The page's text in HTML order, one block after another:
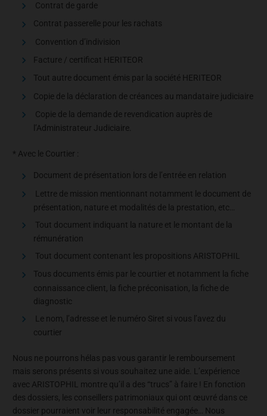
Contrat de garde
Contrat passerelle pour les rachats
Convention d’indivision
Facture / certificat HERITEOR
Tout autre document émis par la société HERITEOR
Copie de la déclaration de créances au mandataire judiciaire
Copie de la demande de revendication auprès de
l’Administrateur Judiciaire.
* Avec le Courtier :
Document de présentation lors de l’entrée en relation
Lettre de mission mentionnant notamment le document de
présentation, nature et modalités de la prestation, etc…
Tout document indiquant la nature et le montant de la
rémunération
Tout document contenant les propositions ARISTOPHIL
Tous documents émis par le courtier et notamment la fiche
connaissance client, la fiche préconisation, la fiche de
diagnostic
Le nom, l’adresse et le numéro Siret si vous l’avez du
courtier
Nous ne pourrons hélas pas vous garantir le remboursement
mais serons présents si vous souhaitez une aide. L’expérience
avec ARISTOPHIL montre qu’il a des “trucs” à faire ! En fonction
des dossiers, les conseillers patrimoniaux qui ont œuvré dans ce
dossier pourraient voir leur responsabilité engagée… Nous